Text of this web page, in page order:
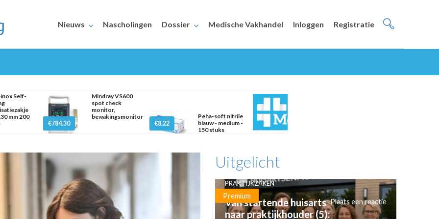
Nieuws Nascholingen Dossier Medische Vakhandel Inloggen Registratie
Self-
mm 200
€784.30
Mindray VS600
spot check
monitor,
bewakingsmonitor
€8.22
Peha-soft nitrile
blauw - medium -
150 stuks
Uitgelicht
Premium
PRAKTIJKZAKEN
Van startende huisarts
naar praktijkhouder (5):
Plaats een reactie